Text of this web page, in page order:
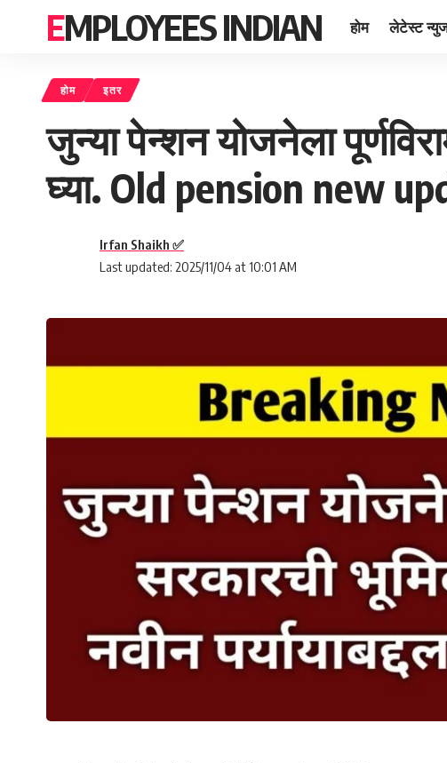
EMPLOYEES INDIAN होम लेटेस्ट
होम इतर
जुन्या पेन्शन योजनेला
घ्या. Old pension new
Last updated: 2025/11/04 at 10:01 AM
Irfan Shaikh ✅